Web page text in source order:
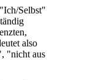
Selbst"
also
"nicht aus